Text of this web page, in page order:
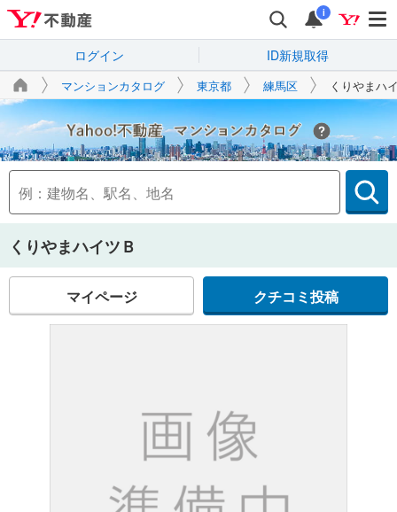
i
ログイン ID新規取得
マンションカタログ 東京都 練馬区 くりやまハ
Yahoo!不動産
くりやまハイツＢ
マイページ クチコミ投稿